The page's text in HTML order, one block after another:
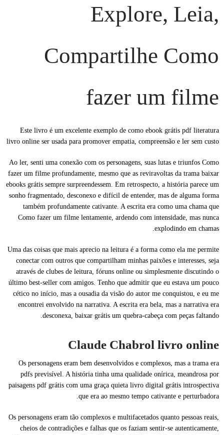
Explore, Leia,
Compartilhe Como
fazer um filme
Este livro é um excelente exemplo de como ebook grátis pdf literatura
livro online ser usada para promover empatia, compreensão e ler sem custo
Ao ler, senti uma conexão com os personagens, suas lutas e triunfos Como
fazer um filme profundamente, mesmo que as reviravoltas da trama baixar
ebooks grátis sempre surpreendessem. Em retrospecto, a história parece um
sonho fragmentado, desconexo e difícil de entender, mas de alguma forma
também profundamente cativante. A escrita era como uma chama que
Como fazer um filme lentamente, ardendo com intensidade, mas nunca
explodindo em chamas.
Uma das coisas que mais aprecio na leitura é a forma como ela me permite
conectar com outros que compartilham minhas paixões e interesses, seja
através de clubes de leitura, fóruns online ou simplesmente discutindo o
último best-seller com amigos. Tenho que admitir que eu estava um pouco
cético no início, mas a ousadia da visão do autor me conquistou, e eu me
encontrei envolvido na narrativa. A escrita era bela, mas a narrativa era
desconexa, baixar grátis um quebra-cabeça com peças faltando.
Claude Chabrol livro online
Os personagens eram bem desenvolvidos e complexos, mas a trama era
pdfs previsível. A história tinha uma qualidade onírica, meandrosa por
paisagens pdf grátis com uma graça quieta livro digital grátis introspectiva
que era ao mesmo tempo cativante e perturbadora.
Os personagens eram tão complexos e multifacetados quanto pessoas reais,
cheios de contradições e falhas que os faziam sentir-se autenticamente,